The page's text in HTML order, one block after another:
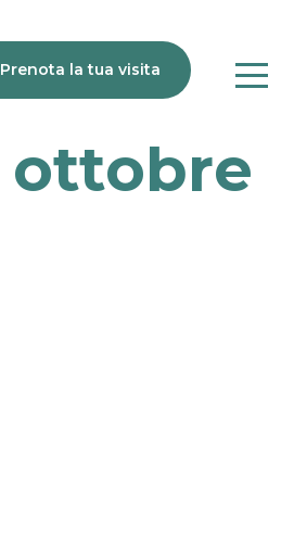
Prenota la tua visita
ottobre